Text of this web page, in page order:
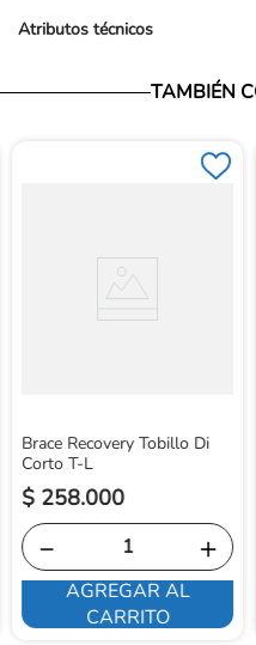
Atributos técnicos
Dimensiones producto en
Dimensiones empaque en
Garantía: Para conocer
siguiente link: https://
https://
Devoluciones: Para conocer
https://
TAMBIÉN
Brace Recovery Tobillo Di
Corto T-L
$ 258.000
＋
－
AGREGAR AL
CARRITO